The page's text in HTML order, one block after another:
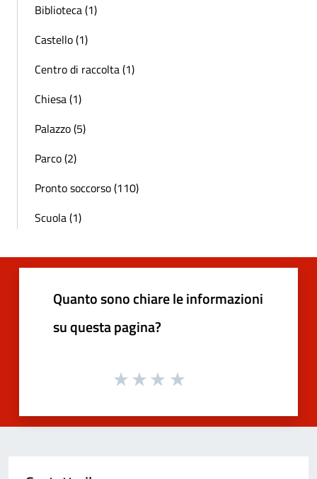
Biblioteca (1)
Castello (1)
Centro di raccolta (1)
Chiesa (1)
Palazzo (5)
Parco (2)
Pronto soccorso (110)
Scuola (1)
Quanto sono chiare le informazioni
su questa pagina?